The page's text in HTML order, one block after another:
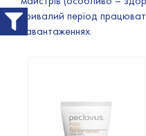
тривалий період
навантаженнях.